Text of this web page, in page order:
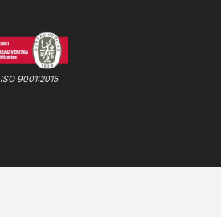
ISO 9001:2015